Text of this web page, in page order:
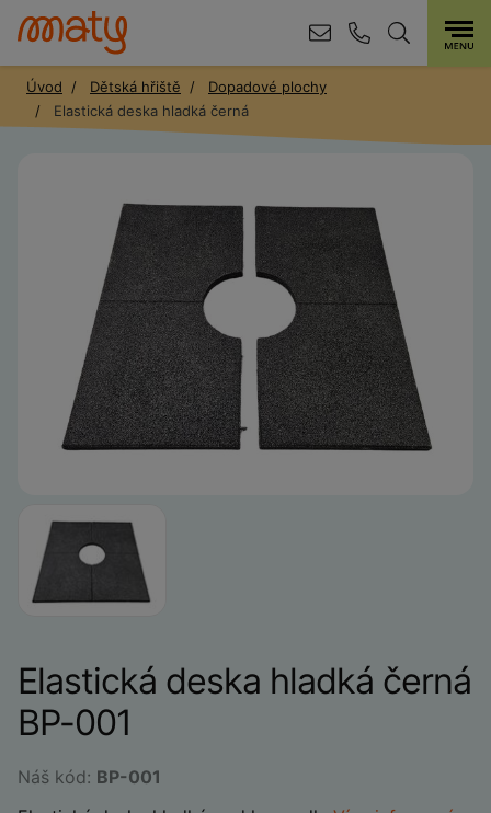
Úvod Dětská hřiště
Dopadové plochy
Elastická deska hladká černá
Elastická deska hladká černá
BP-001
Náš kód: BP-001